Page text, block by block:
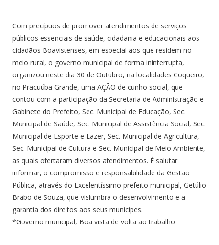
Com precípuos de promover atendimentos de serviços
públicos essenciais de saúde, cidadania e educacionais aos
cidadãos Boavistenses, em especial aos que residem no
meio rural, o governo municipal de forma ininterrupta,
organizou neste dia 30 de Outubro, na localidades Coqueiro,
rio Pracuúba Grande, uma AÇÃO de cunho social, que
contou com a participação da Secretaria de Administração e
Gabinete do Prefeito, Sec. Municipal de Educação, Sec.
Municipal de Saúde, Sec. Municipal de Assistência Social, Sec.
Municipal de Esporte e Lazer, Sec. Municipal de Agricultura,
Sec. Municipal de Cultura e Sec. Municipal de Meio Ambiente,
as quais ofertaram diversos atendimentos. É salutar
informar, o compromisso e responsabilidade da Gestão
Pública, através do Excelentíssimo prefeito municipal, Getúlio
Brabo de Souza, que vislumbra o desenvolvimento e a
garantia dos direitos aos seus munícipes.
*Governo municipal, Boa vista de volta ao trabalho